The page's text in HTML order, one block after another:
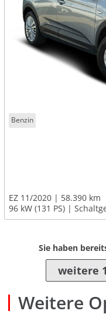
Benzin
EZ 11/2020
58.390 km
96 kW (131 PS)
Sie haben
weitere
Weitere